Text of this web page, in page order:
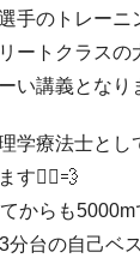
手のトレー
ートクラスの
い講義となり
学療法士と
す🏃‍♂️💨
からも
分台の自己ベ